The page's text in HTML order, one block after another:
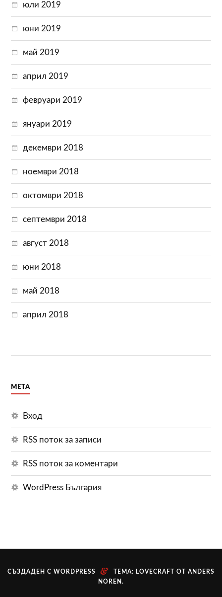
юли 2019
юни 2019
май 2019
април 2019
февруари 2019
януари 2019
декември 2018
ноември 2018
октомври 2018
септември 2018
август 2018
юни 2018
май 2018
април 2018
МЕТА
Вход
RSS поток за записи
RSS поток за коментари
WordPress България
СЪЗДАДЕН С WORDPRESS & ТЕМА: LOVECRAFT ОТ ANDERS
NOREN .